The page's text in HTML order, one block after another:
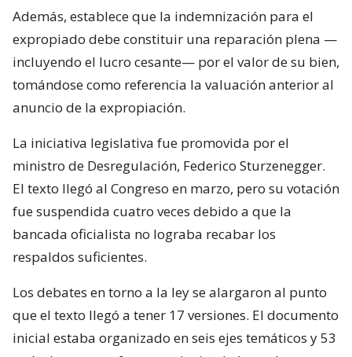
Además, establece que la indemnización para el
expropiado debe constituir una reparación plena —
incluyendo el lucro cesante— por el valor de su bien,
tomándose como referencia la valuación anterior al
anuncio de la expropiación.
La iniciativa legislativa fue promovida por el
ministro de Desregulación, Federico Sturzenegger.
El texto llegó al Congreso en marzo, pero su votación
fue suspendida cuatro veces debido a que la
bancada oficialista no lograba recabar los
respaldos suficientes.
Los debates en torno a la ley se alargaron al punto
que el texto llegó a tener 17 versiones. El documento
inicial estaba organizado en seis ejes temáticos y 53